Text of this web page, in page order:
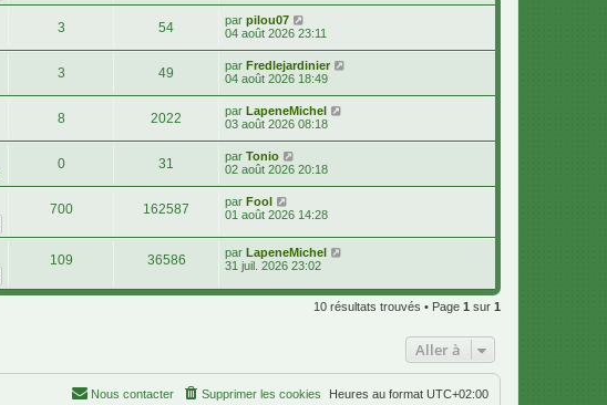
3 54 par pilou07
04 août 2026 23:11
3 49 par Fredlejardinier
04 août 2026 18:49
8 2022 par LapeneMichel
03 août 2026 08:18
0 31 par Tonio
02 août 2026 20:18
700 162587 par Fool
01 août 2026 14:28
109 36586 par LapeneMichel
31 juil. 2026 23:02
10 résultats trouvés • Page 1 sur 1
Aller à
Heures au format UTC+02:00
Supprimer les cookies
Nous contacter